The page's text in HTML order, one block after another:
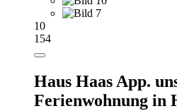
10
154
Haus Haas App.
Ferienwohnung in